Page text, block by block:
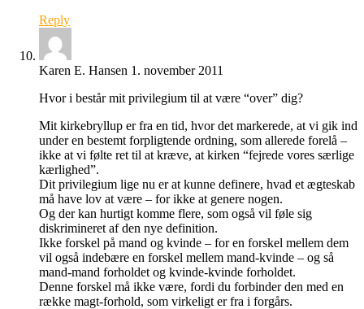
Reply
Karen E. Hansen 1. november 2011
Hvor i består mit privilegium til at være “over” dig?
Mit kirkebryllup er fra en tid, hvor det markerede, at vi gik ind
under en bestemt forpligtende ordning, som allerede forelå –
ikke at vi følte ret til at kræve, at kirken “fejrede vores særlige
kærlighed”.
Dit privilegium lige nu er at kunne definere, hvad et ægteskab
må have lov at være – for ikke at genere nogen.
Og der kan hurtigt komme flere, som også vil føle sig
diskrimineret af den nye definition.
Ikke forskel på mand og kvinde – for en forskel mellem dem
vil også indebære en forskel mellem mand-kvinde – og så
mand-mand forholdet og kvinde-kvinde forholdet.
Denne forskel må ikke være, fordi du forbinder den med en
række magt-forhold, som virkeligt er fra i forgårs.